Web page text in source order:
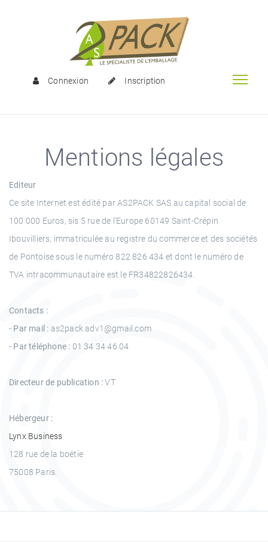
Connexion Inscription
Mentions légales
Editeur
Ce site Internet est édité par AS2PACK SAS au capital social de
100 000 Euros, sis 5 rue de l'Europe 60149 Saint-Crépin
Ibouvilliers, immatriculée au registre du commerce et des sociétés
de Pontoise sous le numéro 822 826 434 et dont le numéro de
TVA intracommunautaire est le FR34822826434.
Contacts :
- Par mail : as2pack.adv1@gmail.com
- Par téléphone : 01 34 34 46 04
Directeur de publication :VT
Hébergeur :
Lynx Business
128 rue de la boétie
75008 Paris.